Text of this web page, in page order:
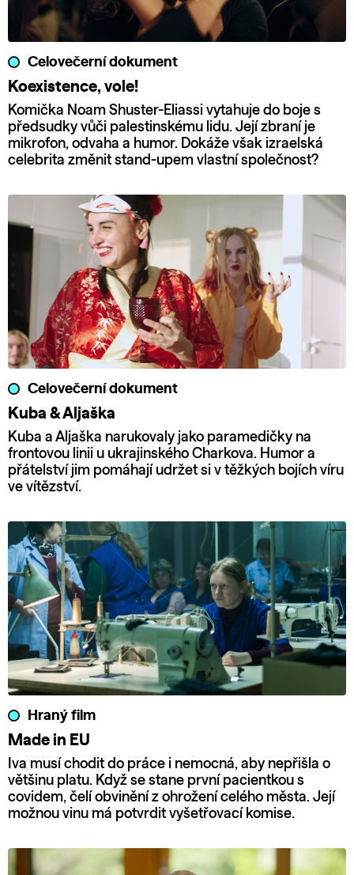
Celovečerní dokument
Koexistence, vole!
Komička Noam Shuster-Eliassi vytahuje do boje s
předsudky vůči palestinskému lidu. Její zbraní je
mikrofon, odvaha a humor. Dokáže však izraelská
celebrita změnit stand-upem vlastní společnost?
Celovečerní dokument
Kuba & Aljaška
Kuba a Aljaška narukovaly jako paramedičky na
frontovou linii u ukrajinského Charkova. Humor a
přátelství jim pomáhají udržet si v těžkých bojích víru
ve vítězství.
Hraný film
Made in EU
Iva musí chodit do práce i nemocná, aby nepřišla o
většinu platu. Když se stane první pacientkou s
covidem, čelí obvinění z ohrožení celého města. Její
možnou vinu má potvrdit vyšetřovací komise.